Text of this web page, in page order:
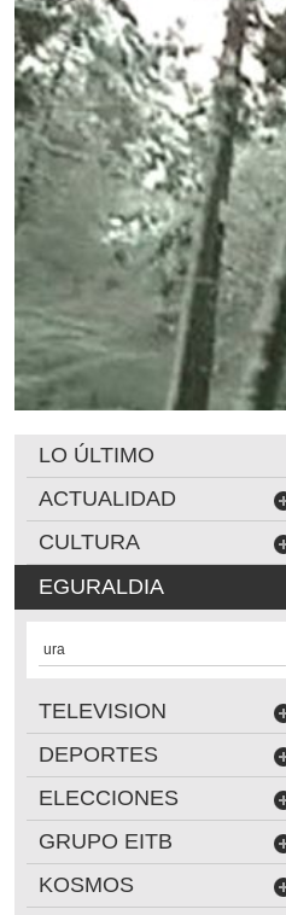
LO ÚLTIMO
ACTUALIDAD
CULTURA
EGURALDIA
ura
TELEVISION
DEPORTES
ELECCIONES
GRUPO EITB
KOSMOS